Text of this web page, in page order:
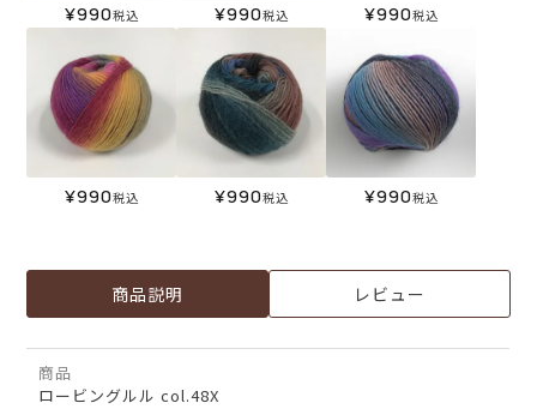
¥990税込 ¥990税込 ¥990税込
¥990税込 ¥990税込 ¥990税込
商品説明 レビュー
商品
ロービングルル col.48X